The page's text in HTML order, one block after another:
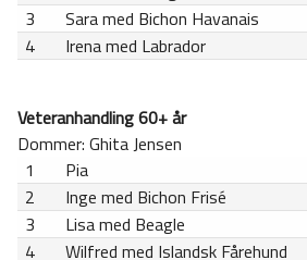
3
Sara med Bichon Havanais
4
Irena med Labrador
Veteranhandling 60+ år
Dommer: Ghita Jensen
1
Pia
2
Inge med Bichon Frisé
3
Lisa med Beagle
4
Wilfred med Islandsk Fårehund